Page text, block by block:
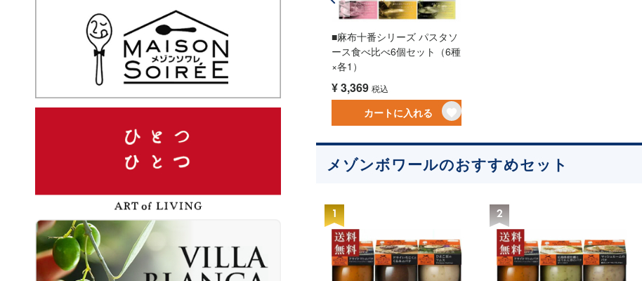
■麻布十番シリーズ パスタソ
ース食べ比べ6個セット（6種
×各1）
¥3,369 税込
カートに入れる
メゾンボワールのおすすめセット